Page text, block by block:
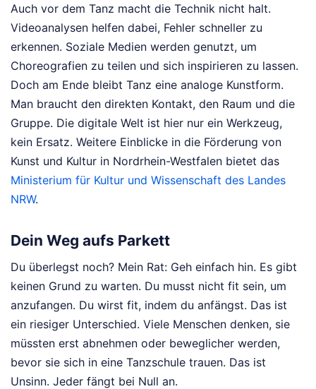
Auch vor dem Tanz macht die Technik nicht halt.
Videoanalysen helfen dabei, Fehler schneller zu
erkennen. Soziale Medien werden genutzt, um
Choreografien zu teilen und sich inspirieren zu lassen.
Doch am Ende bleibt Tanz eine analoge Kunstform.
Man braucht den direkten Kontakt, den Raum und die
Gruppe. Die digitale Welt ist hier nur ein Werkzeug,
kein Ersatz. Weitere Einblicke in die Förderung von
Kunst und Kultur in Nordrhein-Westfalen bietet das
Ministerium für Kultur und Wissenschaft des Landes
NRW.
Dein Weg aufs Parkett
Du überlegst noch? Mein Rat: Geh einfach hin. Es gibt
keinen Grund zu warten. Du musst nicht fit sein, um
anzufangen. Du wirst fit, indem du anfängst. Das ist
ein riesiger Unterschied. Viele Menschen denken, sie
müssten erst abnehmen oder beweglicher werden,
bevor sie sich in eine Tanzschule trauen. Das ist
Unsinn. Jeder fängt bei Null an.